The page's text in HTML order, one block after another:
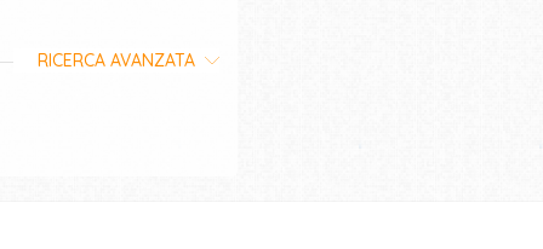
RICERCA AVANZATA